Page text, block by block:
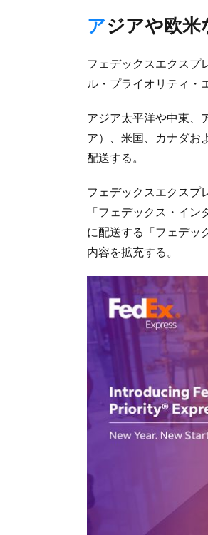
アジアや欧
フェデックスエクスプ
ル・プライオリティ・
アジア太平洋や中東、
ア）、米国、カナダお
配送する。
フェデックスエクスプ
「フェデックス・イ
に配送する「フェデッ
内容を拡充する。